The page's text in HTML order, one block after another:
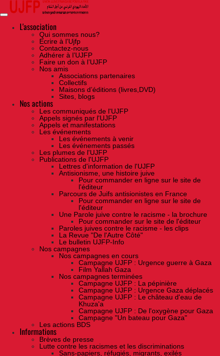
Skip
the
contentL'association
Qui sommes nous?
Ecrire à l’Ujfp
Contactez-nous
Adhérer à l’UJFP
Faire un don à l’UJFP
Nos amis
Associations partenaires
Collectifs
Maisons d’éditions (livres,DVD)
Sites, blogs
Nos actions
Les communiqués de l'UJFP
Appels signés par l'UJFP
Appels et manifestations
Les événements
Les événements à venir
Les événements passés
Les plumes de l'UJFP
Publications de l'UJFP
Lettres d'information de l'UJFP
Antisionisme, une histoire juive
Pour commander en ligne sur le site de
l'éditeur
Parcours de Juifs antisionistes en France
Pour commander en ligne sur le site de
l'éditeur
Une Parole juive contre le racisme - la brochure
Pour commander sur le site de l'éditeur
Paroles juives contre le racisme - les clips
La Revue "De l'Autre Côté"
Le bulletin UJFP-Info
Nos campagnes
Nos campagnes en cours
Campagne UJFP : Urgence guerre à Gaza
Film Yallah Gaza
Nos campagnes terminées
Campagne UJFP : La pépinière
Campagne UJFP : Urgence Gaza déplacés
Campagne UJFP : Le château d'eau de
Khuza'a
Campagne UJFP : De l'oxygène pour Gaza
Campagne "Un bateau pour Gaza"
Les actions BDS
Informations
Brèves de presse
Lutte contre les racismes et les discriminations
Sans-papiers, réfugiés, migrants, exilés